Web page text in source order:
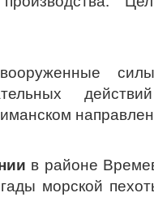
в районе
морской